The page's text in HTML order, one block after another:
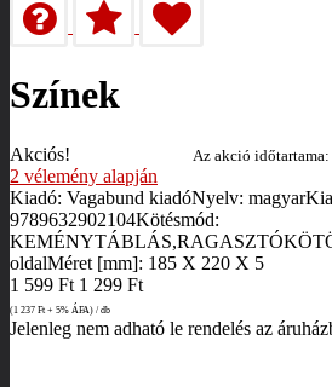
Színek
Akciós! Az akció időtartama:
2 vélemény alapján
Kiadó: Vagabund kiadóNyelv:
9789632902104Kötésmód:
oldalMéret [mm]: 185 X 220 X 5
1 599 Ft 1 299 Ft
(1 237 Ft + 5% ÁFA) / db
Jelenleg nem adható le rendelés az